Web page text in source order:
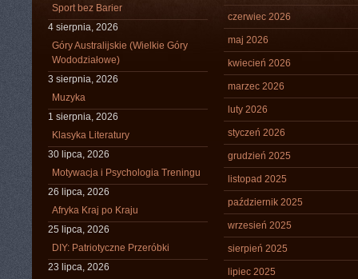
Sport bez Barier
4 sierpnia, 2026
Góry Australijskie (Wielkie Góry
Wododziałowe)
3 sierpnia, 2026
Muzyka
1 sierpnia, 2026
Klasyka Literatury
30 lipca, 2026
Motywacja i Psychologia Treningu
26 lipca, 2026
Afryka Kraj po Kraju
25 lipca, 2026
DIY: Patriotyczne Przeróbki
23 lipca, 2026
czerwiec 2026
maj 2026
kwiecień 2026
marzec 2026
luty 2026
styczeń 2026
grudzień 2025
listopad 2025
październik 2025
wrzesień 2025
sierpień 2025
lipiec 2025